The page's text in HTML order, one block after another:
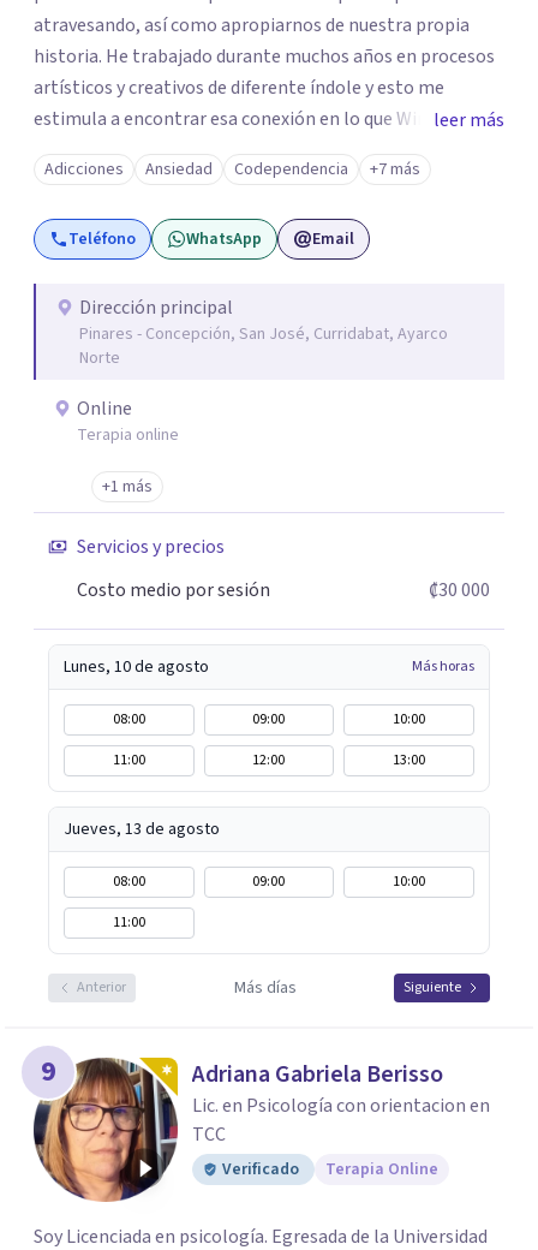
atravesando, así como apropiarnos de nuestra propia
historia. He trabajado durante muchos años en procesos
artísticos y creativos de diferente índole y esto me
estimula a encontrar esa conexión en lo que Winnicot
denomina un «vivir creador» en el espacio terapéutico.
Creo firmemente en nuestra capacidad para reelaborar
los retos que la vida nos presenta y te propongo
encontrar tu propia respuesta, cambiar tu posición y
Estaré honrada de acompañar tu proceso. ¡Gracias por la
confianza!
leer más
Adicciones Ansiedad Codependencia +7 más
Teléfono WhatsApp Email
Dirección principal
Pinares - Concepción, San José, Curridabat, Ayarco
Norte
Online
Terapia online
+1 más
Servicios y precios
Costo medio por sesión
₡30 000
Lunes, 10 de agosto Más horas
08:00 09:00
10:00
11:00
12:00 13:00
Jueves, 13 de agosto
08:00 09:00
10:00
11:00
Anterior Más días Siguiente
9 Adriana Gabriela Berisso
Lic. en Psicología con orientacion en
TCC
Verificado Terapia Online
Soy Licenciada en psicología. Egresada de la Universidad